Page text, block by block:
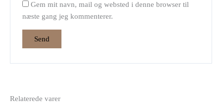
Gem mit navn, mail og websted i denne browser til
næste gang jeg kommenterer.
Relaterede varer